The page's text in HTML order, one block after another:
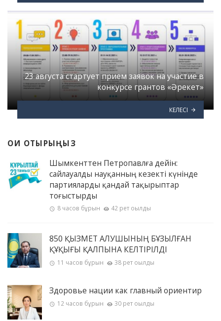
23 августа стартует прием заявок на участие в
конкурсе грантов «Әрекет»
КЕЛЕСІ
ОҚИ ОТЫРЫҢЫЗ
Шымкенттен Петропавлға дейін:
сайлауалды науқанның кезекті күнінде
партияларды қандай тақырыптар
тоғыстырды
8 часов бұрын 42 рет оқылды
850 ҚЫЗМЕТ АЛУШЫНЫҢ БҰЗЫЛҒАН
ҚҰҚЫҒЫ ҚАЛПЫНА КЕЛТІРІЛДІ
11 часов бұрын 38 рет оқылды
Здоровье нации как главный ориентир
12 часов бұрын 30 рет оқылды